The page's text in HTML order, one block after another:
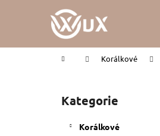
Domů Korálkové
Přeskočit
kategorie
Kategorie
Korálkové
í
Zpět
do
Zpět
do